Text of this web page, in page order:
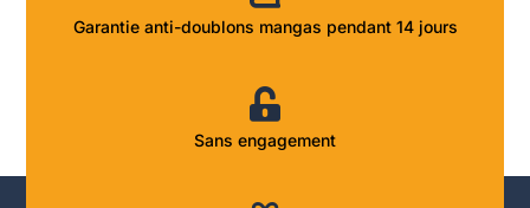
Garantie anti-doublons mangas pendant 14 jours
Sans engagement